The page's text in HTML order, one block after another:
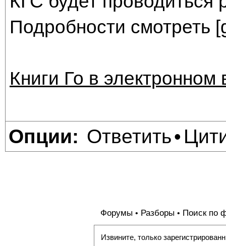
Подробности смотреть [
Книги Го в электронном
Опции: Ответить•
Форумы • Разборы • Поиск по
Извините, только